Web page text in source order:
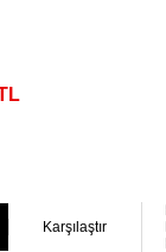
Karşılaştır